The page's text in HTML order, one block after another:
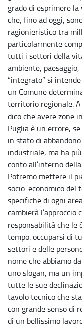
grado di esprimere
che, fino ad oggi,
ragionieristico tra
particolarmente
tutti i settori della
ambiente,
“integrato” si
un Comune
territorio regionale.
dico che avere zone
Puglia è un errore,
in stato di
industriale, ma ha
conto all’interno
Potremo mettere il
socio-economico del
specifiche di ogni
cambierà
responsabilità che le
tempo: occuparsi di
settori e delle
nome che abbiamo
uno slogan, ma un
tutte le sue
tavolo tecnico che
con grande senso di
di un bellissimo